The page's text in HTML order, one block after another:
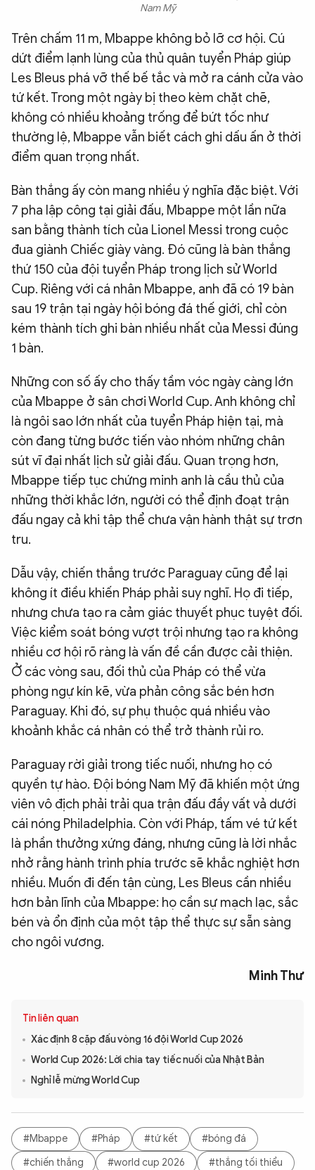
Nam Mỹ
Trên chấm 11 m, Mbappe không bỏ lỡ cơ hội. Cú
dứt điểm lạnh lùng của thủ quân tuyển Pháp giúp
Les Bleus phá vỡ thế bế tắc và mở ra cánh cửa vào
tứ kết. Trong một ngày bị theo kèm chặt chẽ,
không có nhiều khoảng trống để bứt tốc như
thường lệ, Mbappe vẫn biết cách ghi dấu ấn ở thời
điểm quan trọng nhất.
Bàn thắng ấy còn mang nhiều ý nghĩa đặc biệt. Với
7 pha lập công tại giải đấu, Mbappe một lần nữa
san bằng thành tích của Lionel Messi trong cuộc
đua giành Chiếc giày vàng. Đó cũng là bàn thắng
thứ 150 của đội tuyển Pháp trong lịch sử World
Cup. Riêng với cá nhân Mbappe, anh đã có 19 bàn
sau 19 trận tại ngày hội bóng đá thế giới, chỉ còn
kém thành tích ghi bàn nhiều nhất của Messi đúng
1 bàn.
Những con số ấy cho thấy tầm vóc ngày càng lớn
của Mbappe ở sân chơi World Cup. Anh không chỉ
là ngôi sao lớn nhất của tuyển Pháp hiện tại, mà
còn đang từng bước tiến vào nhóm những chân
sút vĩ đại nhất lịch sử giải đấu. Quan trọng hơn,
Mbappe tiếp tục chứng minh anh là cầu thủ của
những thời khắc lớn, người có thể định đoạt trận
đấu ngay cả khi tập thể chưa vận hành thật sự trơn
tru.
Dẫu vậy, chiến thắng trước Paraguay cũng để lại
không ít điều khiến Pháp phải suy nghĩ. Họ đi tiếp,
nhưng chưa tạo ra cảm giác thuyết phục tuyệt đối.
Việc kiểm soát bóng vượt trội nhưng tạo ra không
nhiều cơ hội rõ ràng là vấn đề cần được cải thiện.
Ở các vòng sau, đối thủ của Pháp có thể vừa
phòng ngự kín kẽ, vừa phản công sắc bén hơn
Paraguay. Khi đó, sự phụ thuộc quá nhiều vào
khoảnh khắc cá nhân có thể trở thành rủi ro.
Paraguay rời giải trong tiếc nuối, nhưng họ có
quyền tự hào. Đội bóng Nam Mỹ đã khiến một ứng
viên vô địch phải trải qua trận đấu đầy vất vả dưới
cái nóng Philadelphia. Còn với Pháp, tấm vé tứ kết
là phần thưởng xứng đáng, nhưng cũng là lời nhắc
nhở rằng hành trình phía trước sẽ khắc nghiệt hơn
nhiều. Muốn đi đến tận cùng, Les Bleus cần nhiều
hơn bản lĩnh của Mbappe: họ cần sự mạch lạc, sắc
bén và ổn định của một tập thể thực sự sẵn sàng
cho ngôi vương.
Minh Thư
Tin liên quan
Xác định 8 cặp đấu vòng 16 đội World Cup 2026
World Cup 2026: Lời chia tay tiếc nuối của Nhật Bản
Nghỉ lễ mừng World Cup
#Mbappe #Pháp #tứ kết
#bóng đá
#chiến thắng
#world cup 2026 #thắng tối thiểu